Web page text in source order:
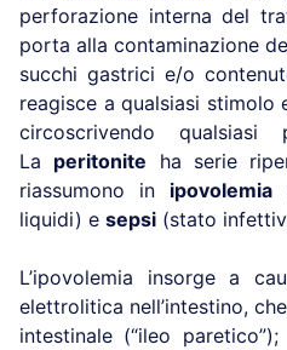
perforazione interna del
porta alla contaminazione
succhi gastrici e/o
reagisce a qualsiasi stimolo
circoscrivendo qualsiasi
La peritonite ha serie
riassumono in ipovolemia
liquidi) e sepsi (stato
L’ipovolemia insorge a
elettrolitica nell’intestino,
intestinale (“ileo